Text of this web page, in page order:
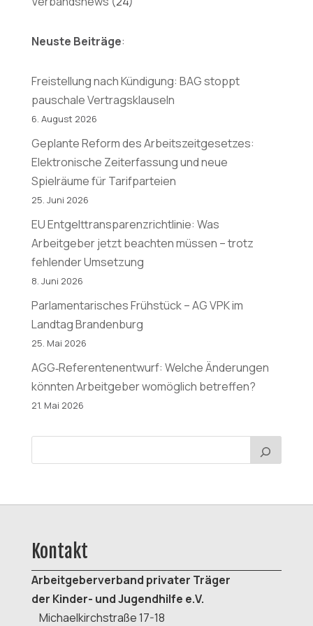
Neuste Beiträge:
Freistellung nach Kündigung: BAG stoppt
pauschale Vertragsklauseln
6. August 2026
Geplante Reform des Arbeitszeitgesetzes:
Elektronische Zeiterfassung und neue
Spielräume für Tarifparteien
25. Juni 2026
EU Entgelttransparenzrichtlinie: Was
Arbeitgeber jetzt beachten müssen – trotz
fehlender Umsetzung
8. Juni 2026
Parlamentarisches Frühstück – AG VPK im
Landtag Brandenburg
25. Mai 2026
AGG‑Referentenentwurf: Welche Änderungen
könnten Arbeitgeber womöglich betreffen?
21. Mai 2026
Kontakt
Arbeitgeberverband privater Träger
der Kinder- und Jugendhilfe e.V.
Michaelkirchstraße 17-18